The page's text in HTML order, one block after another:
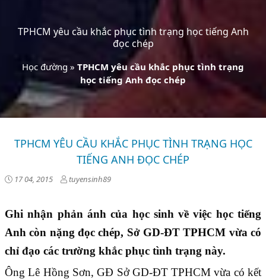
TPHCM yêu cầu khắc phục tình trạng học tiếng Anh
đọc chép
Học đường » TPHCM yêu cầu khắc phục tình trạng
học tiếng Anh đọc chép
TPHCM YÊU CẦU KHẮC PHỤC TÌNH TRẠNG HỌC
TIẾNG ANH ĐỌC CHÉP
17 04, 2015 tuyensinh89
Ghi nhận phản ánh của học sinh về việc học tiếng
Anh còn nặng đọc chép, Sở GD-ĐT TPHCM vừa có
chỉ đạo các trường khắc phục tình trạng này.
Ông Lê Hồng Sơn, GĐ Sở GD-ĐT TPHCM vừa có kết